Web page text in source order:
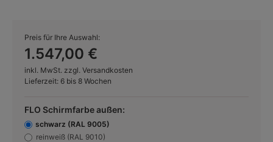
Preis für Ihre Auswahl:
1.547,00 €
inkl. MwSt. zzgl. Versandkosten
Lieferzeit: 6 bis 8 Wochen
FLO Schirmfarbe außen:
schwarz (RAL 9005)
reinweiß (RAL 9010)